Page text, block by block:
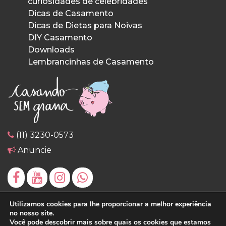
Dicas de Casamento
Dicas de Dietas para Noivas
DIY Casamento
Downloads
Lembrancinhas de Casamento
(11) 3230-0573
Anuncie
Utilizamos cookies para lhe proporcionar a melhor experiência
no nosso site.
Você pode descobrir mais sobre quais os cookies que estamos